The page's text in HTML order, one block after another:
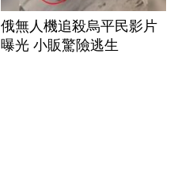
俄無人機追殺烏平民影片
曝光 小販驚險逃生